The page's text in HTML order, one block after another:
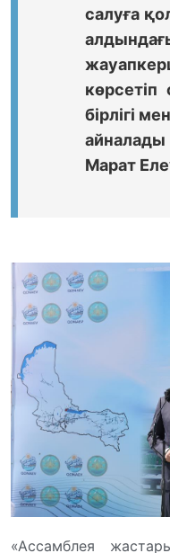
салуға
бірлігі
Марат
«Ассамблея